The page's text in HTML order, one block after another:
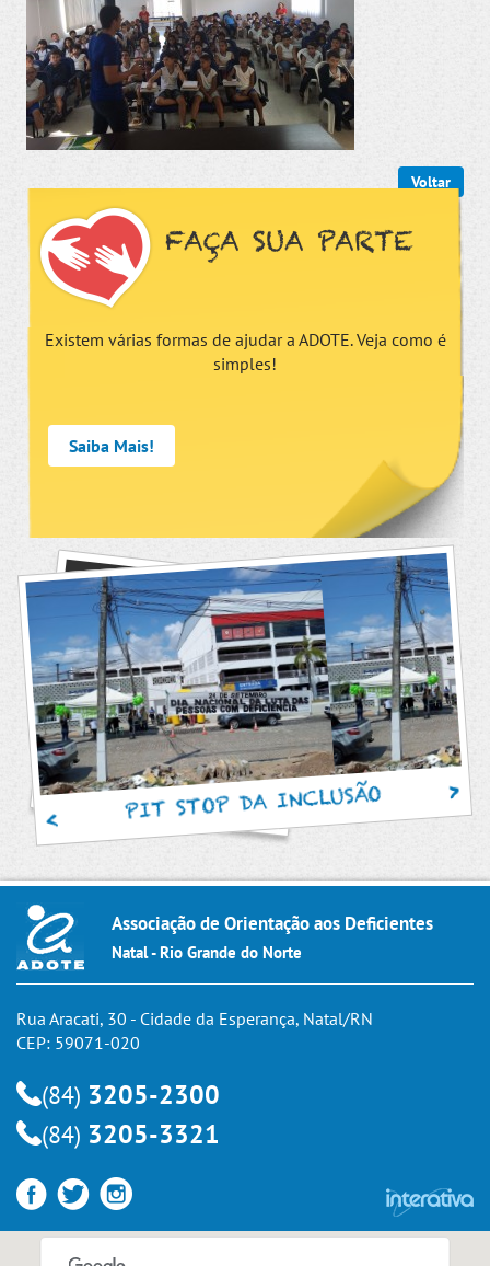
Voltar
FAÇA SUA PARTE
Existem várias formas de ajudar a ADOTE. Veja como é
simples!
Saiba Mais!
PIT STOP DA INCLUSÃO
Associação de Orientação aos Deficientes
Natal - Rio Grande do Norte
Rua Aracati, 30 - Cidade da Esperança, Natal/RN
CEP: 59071-020
(84) 3205-2300
(84) 3205-3321